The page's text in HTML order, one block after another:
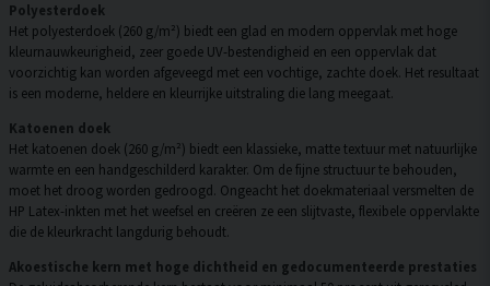
Polyesterdoek
Het polyesterdoek (260 g/m²) biedt een glad en modern oppervlak met hoge
kleurnauwkeurigheid, zeer goede UV-bestendigheid en een oppervlak dat
voorzichtig kan worden afgeveegd met een vochtige, zachte doek. Het resultaat
is een moderne, heldere en kleurrijke uitstraling die lang meegaat.
Katoenen doek
Het katoenen doek (260 g/m²) biedt een klassieke, matte textuur met natuurlijke
warmte en een handgeschilderd karakter. Om de fijne structuur te behouden,
moet het droog worden gedroogd. Ongeacht het doekmateriaal versmelten de
HP Latex-inkten met het weefsel en creëren ze een slijtvaste, flexibele oppervlakte
die de kleurkracht langdurig behoudt.
Akoestische kern met hoge dichtheid en gedocumenteerde prestaties